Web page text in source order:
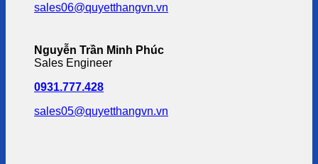
sales06@quyetthangvn.vn
Nguyễn Trần Minh Phúc
Sales Engineer
0931.777.428
sales05@quyetthangvn.vn